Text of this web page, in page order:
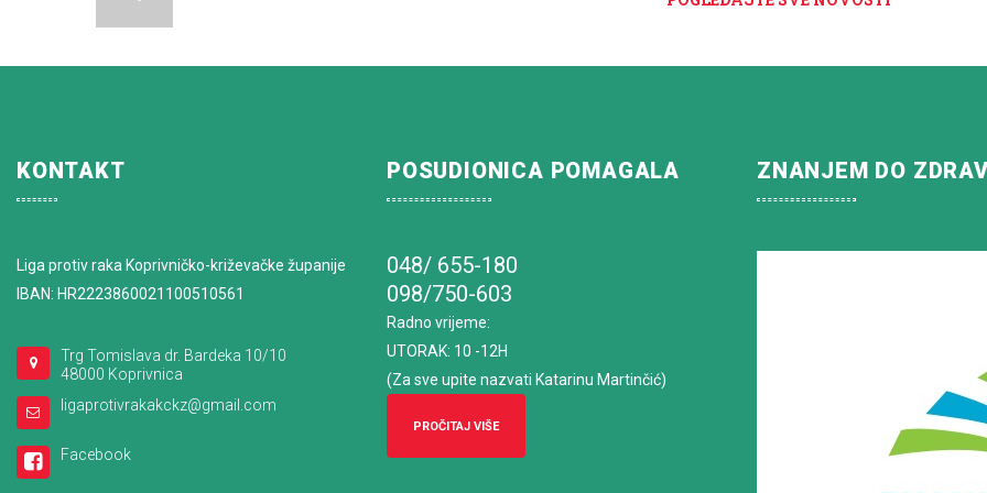
KONTAKT
Liga protiv raka Koprivničko-križevačke županije
IBAN: HR2223860021100510561
Trg Tomislava dr. Bardeka 10/10
48000 Koprivnica
ligaprotivrakakckz@gmail.com
Facebook
POSUDIONICA POMAGALA
048/ 655-180
098/750-603
Radno vrijeme:
UTORAK: 10 -12H
(Za sve upite nazvati Katarinu Martinčić)
PROČITAJ VIŠE
ZNANJEM DO